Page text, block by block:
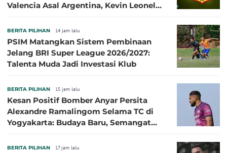
Valencia Asal Argentina, Kevin Leonel
BERITA PILIHAN 14 jam lalu
PSIM Matangkan Sistem Pembinaan
Jelang BRI Super League 2026/2027:
Talenta Muda Jadi Investasi Klub
BERITA PILIHAN 15 jam lalu
Kesan Positif Bomber Anyar Persita
Alexandre Ramalingom Selama TC di
Yogyakarta: Budaya Baru, Semangat
BERITA PILIHAN 17 jam lalu